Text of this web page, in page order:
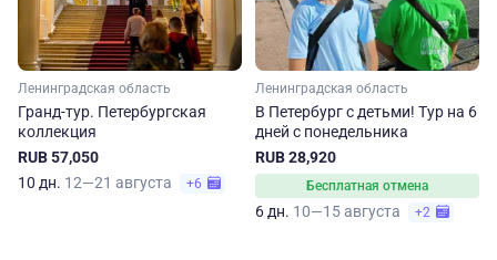
Ленинградская область
Гранд-тур. Петербургская
коллекция
RUB 57,050
10 дн. 12—21 августа +6
Ленинградская область
В Петербург с детьми! Тур на 6
дней с понедельника
RUB 28,920
Бесплатная отмена
6 дн. 10—15 августа +2